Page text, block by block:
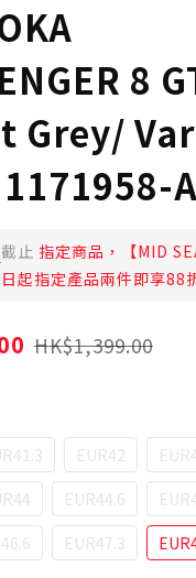
8
Grey/
截止 指定商品，【MID
起指定產品兩件即享88
HK$1,399.00
EUR42
EUR44.6
EUR47.3